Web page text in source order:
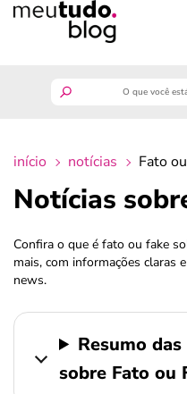
guia do trabalhador
benefícios
últimas notícias
início notícias Fato
Notícias
Confira o que é fato ou fake
mais, com informações claras
news.
Resumo
sobre Fato ou